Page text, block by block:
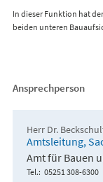
In dieser Funktion hat
beiden unteren
Ansprechperson
Herr Dr.
Amtsleitung,
Amt für Bauen
Tel. 05251 308-6300